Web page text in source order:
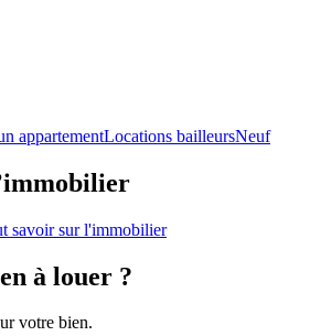
appartementLocations bailleursNeuf
savoir sur l'immobilier
à louer ?
votre bien.